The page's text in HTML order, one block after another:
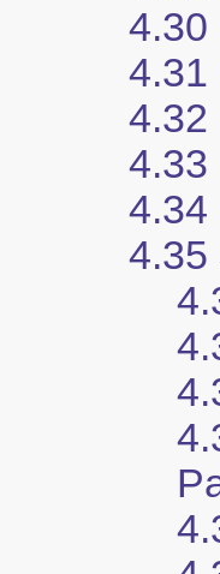
4.30
4.31
4.32
4.33
4.34
4.35